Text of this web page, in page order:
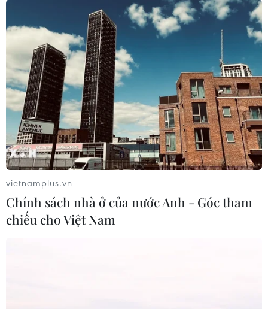
vietnamplus.vn
Chính sách nhà ở của nước Anh - Góc tham
chiếu cho Việt Nam